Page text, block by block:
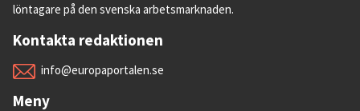
löntagare på den svenska arbetsmarknaden.
Kontakta redaktionen
info@europaportalen.se
Meny